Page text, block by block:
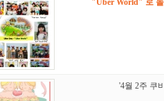
"Uber World" 로
'4월 2주 쿠